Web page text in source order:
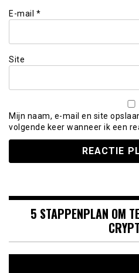
E-mail *
Site
Mijn naam, e-mail en site
volgende keer wanneer ik een
5 STAPPENPLAN OM